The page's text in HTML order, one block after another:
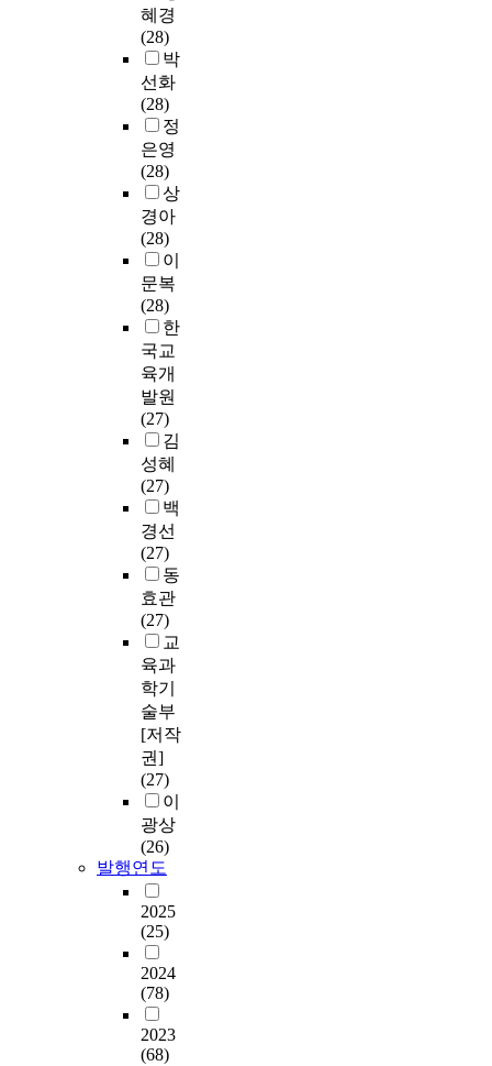
혜경
(28)
박
선화
(28)
정
은영
(28)
상
경아
(28)
이
문복
(28)
한
국교
육개
발원
(27)
김
성혜
(27)
백
경선
(27)
동
효관
(27)
교
육과
학기
술부
[저작
권]
(27)
이
광상
(26)
발행연도
2025
(25)
2024
(78)
2023
(68)